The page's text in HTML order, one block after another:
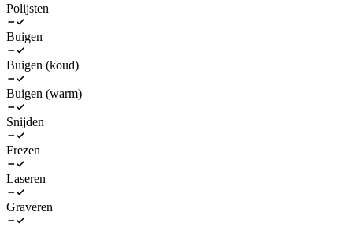
Polijsten
Buigen
Buigen (koud)
Buigen (warm)
Snijden
Frezen
Laseren
Graveren